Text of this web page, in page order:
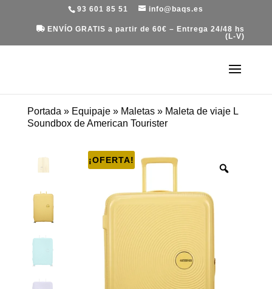
93 601 85 51 info@baqs.es
ENVÍO GRATIS a partir de 60€ – Entrega 24/48 hs
(L-V)
Portada » Equipaje» Maletas» Maleta de viaje L
Soundbox de American Tourister
¡OFERTA!